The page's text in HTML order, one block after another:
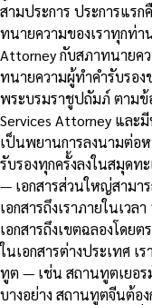
สามประการ ประการแรก
ทนายความของเราทุกท่
Attorney กับสภาทนายค
ทนายความผู้ทำคำรับรอ
พระบรมราชูปถัมภ์ ตามข้
Services Attorney และ
เป็นพยานการลงนามต่อ
รับรองทุกครั้งลงในสมุดท
— เอกสารส่วนใหญ่สามา
เอกสารถึงเราภายในเว
เอกสารถึงเขตฉลองโดย
ในเอกสารต่างประเทศ เ
ทูต — เช่น สถานทูตเยอร
บางอย่าง สถานทูตจีนต้อ